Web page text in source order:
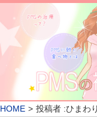
HOME 投稿者 :ひまわり